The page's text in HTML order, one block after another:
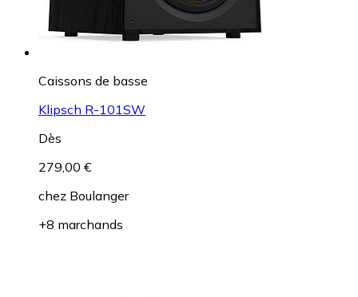
Caissons de basse
Klipsch R-101SW
Dès
279,00 €
chez Boulanger
+8 marchands